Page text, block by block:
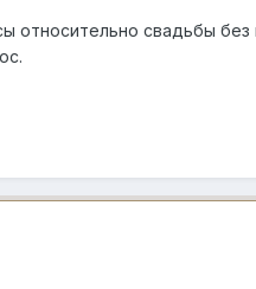
относительно свадьбы без